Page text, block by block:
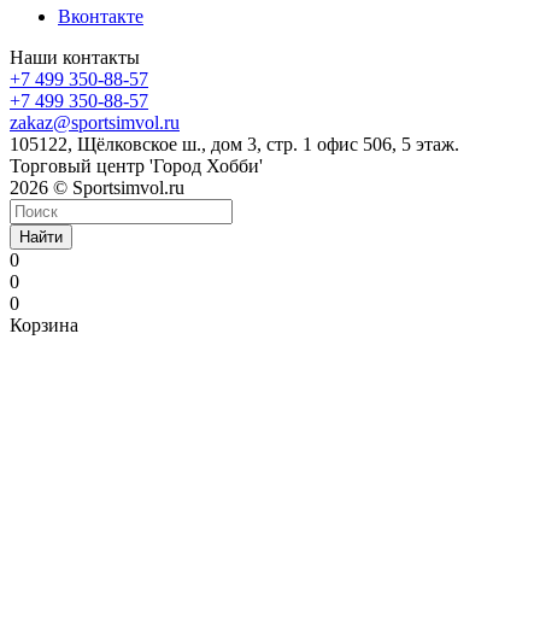
Вконтакте
Наши контакты
+7 499 350-88-57
+7 499 350-88-57
zakaz@sportsimvol.ru
105122, Щёлковское ш., дом 3, стр. 1 офис 506, 5 этаж.
Торговый центр 'Город Хобби'
2026 © Sportsimvol.ru
Найти
0
0
0
Корзина